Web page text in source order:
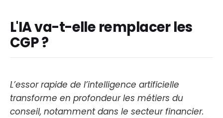
L'IA va-t-elle remplacer les
CGP ?
L’essor rapide de l’intelligence artificielle
transforme en profondeur les métiers du
conseil, notamment dans le secteur financier.